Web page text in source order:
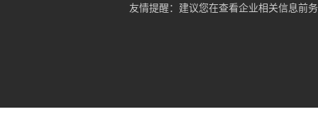
友情提醒：建议您在查看企业相关信息前